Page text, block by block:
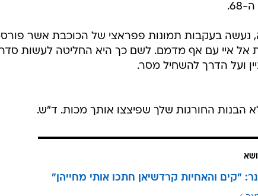
נעשה בעקבות תמונות פפראצי של הכוכבת אשר
אל איי עם אף מדמם. לשם כך היא החליטה לעשות
ועל הדרך להשחיל מסר.
החורגות שלך שפיצצו אותך מכות. ד"ש.
"קים והאחיות קרדשיאן חתכו אותי מחייהן"